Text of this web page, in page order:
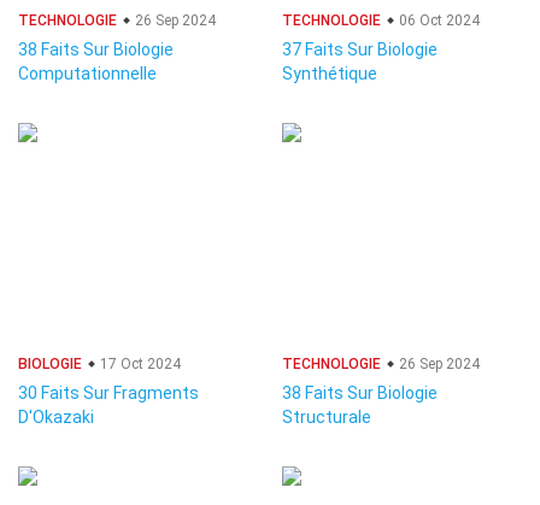
TECHNOLOGIE 26 Sep 2024
38 Faits Sur Biologie
Computationnelle
TECHNOLOGIE 06 Oct 2024
37 Faits Sur Biologie
Synthétique
BIOLOGIE 17 Oct 2024
30 Faits Sur Fragments
D'Okazaki
TECHNOLOGIE 26 Sep 2024
38 Faits Sur Biologie
Structurale